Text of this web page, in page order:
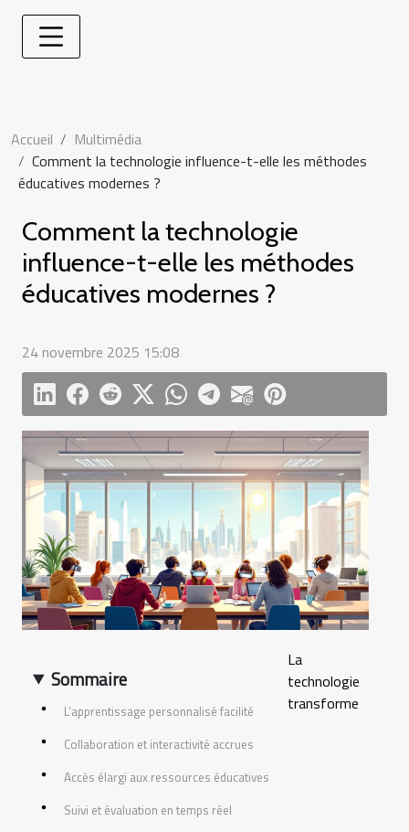
Accueil
Multimédia
Comment la technologie influence-t-elle les méthodes
éducatives modernes ?
Comment la technologie
influence-t-elle les méthodes
éducatives modernes ?
24 novembre 2025 15:08
Sommaire
L’apprentissage personnalisé facilité
Collaboration et interactivité accrues
Accès élargi aux ressources éducatives
Suivi et évaluation en temps réel
La
technologie
transforme